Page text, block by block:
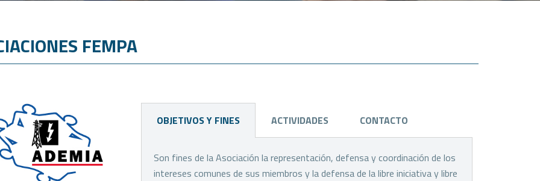
FEMPA
OBJETIVOS Y FINES ACTIVIDADES CONTACTO
Son fines de la Asociación la representación, defensa y coordinación de los
intereses comunes de sus miembros y la defensa de la libre iniciativa y libre